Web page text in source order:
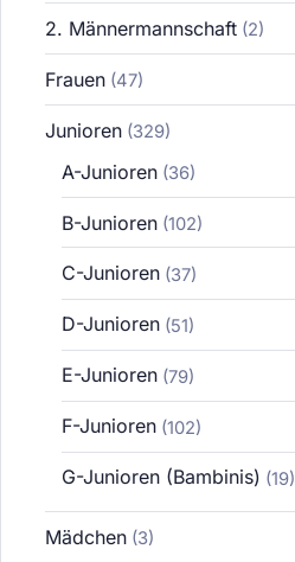
2. Männermannschaft(2)
Frauen(47)
Junioren(329)
A-Junioren (36)
B-Junioren (102)
C-Junioren (37)
D-Junioren (51)
E-Junioren (79)
F-Junioren (102)
G-Junioren (Bambinis) (19)
Mädchen(3)